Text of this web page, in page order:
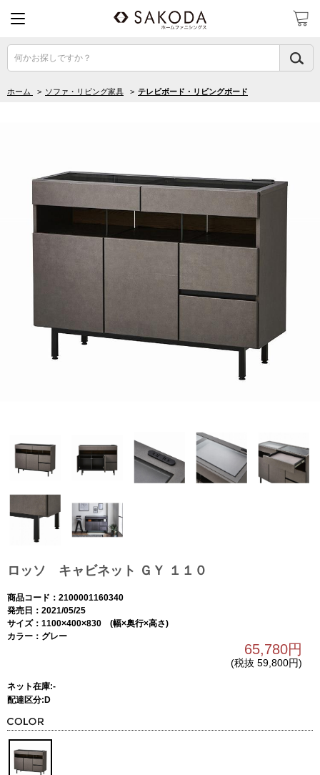
何かお探しですか？
ホーム > ソファ・リビング家具 > テレビボード・リビングボード
ロッソ キャビネット ＧＹ １１０
商品コード：2100001160340
発売日：2021/05/25
サイズ：1100×400×830 (幅×奥行×高さ)
カラー：グレー
65,780円
(税抜 59,800円)
ネット在庫:-
配達区分:D